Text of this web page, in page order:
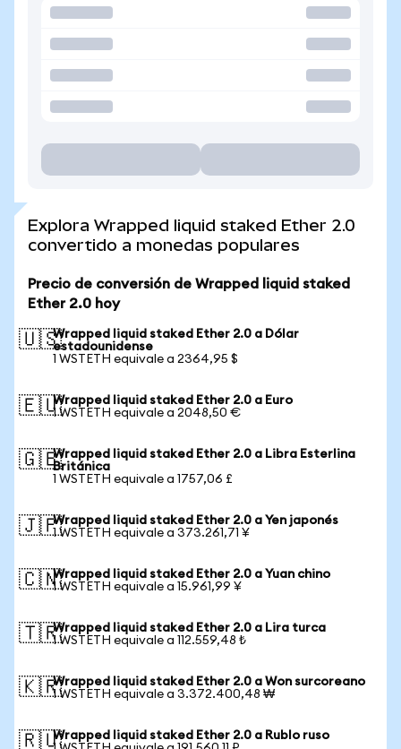
Explora Wrapped liquid staked Ether 2.0
convertido a monedas populares
Precio de conversión de Wrapped liquid staked
Ether 2.0 hoy
🇺🇸Wrapped liquid staked Ether 2.0 a Dólar
estadounidense
1 WSTETH equivale a 2364,95 $
🇪🇺Wrapped liquid staked Ether 2.0 a Euro
1 WSTETH equivale a 2048,50 €
🇬🇧Wrapped liquid staked Ether 2.0 a Libra Esterlina
Británica
1 WSTETH equivale a 1757,06 £
🇯🇵Wrapped liquid staked Ether 2.0 a Yen japonés
1 WSTETH equivale a 373.261,71 ¥
🇨🇳Wrapped liquid staked Ether 2.0 a Yuan chino
1 WSTETH equivale a 15.961,99 ¥
🇹🇷Wrapped liquid staked Ether 2.0 a Lira turca
1 WSTETH equivale a 112.559,48 ₺
🇰🇷Wrapped liquid staked Ether 2.0 a Won surcoreano
1 WSTETH equivale a 3.372.400,48 ₩
🇷🇺Wrapped liquid staked Ether 2.0 a Rublo ruso